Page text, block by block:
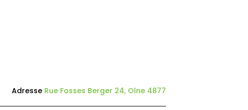
Adresse Rue Fosses Berger 24, Olne 4877